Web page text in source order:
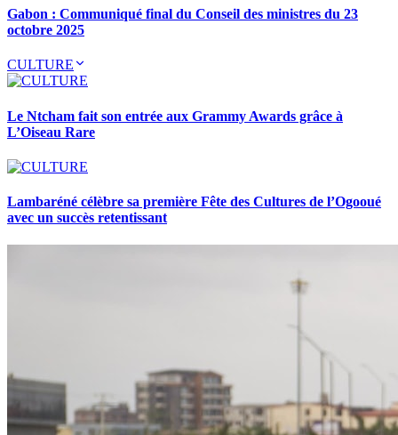
Gabon : Communiqué final du Conseil des ministres du 23
octobre 2025
CULTURE
Le Ntcham fait son entrée aux Grammy Awards grâce à
L’Oiseau Rare
Lambaréné célèbre sa première Fête des Cultures de l’Ogooué
avec un succès retentissant